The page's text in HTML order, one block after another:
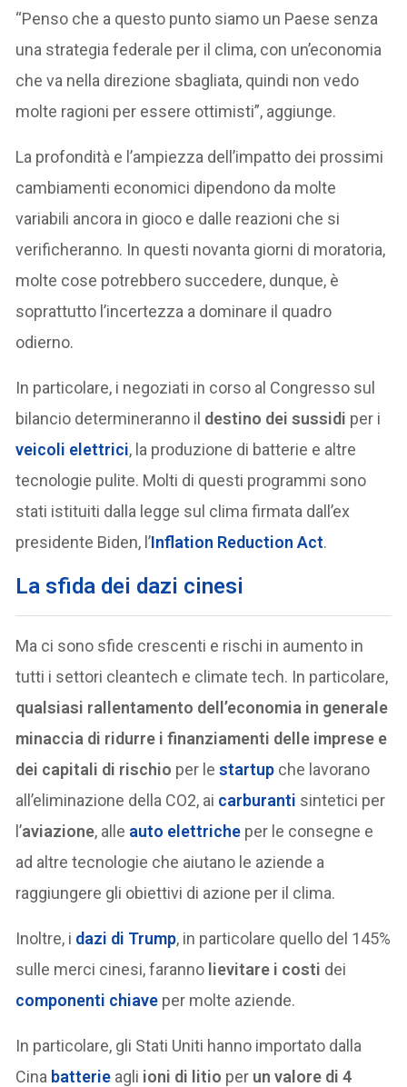
“Penso che a questo punto siamo un Paese senza
una strategia federale per il clima, con un’economia
che va nella direzione sbagliata, quindi non vedo
molte ragioni per essere ottimisti”, aggiunge.
La profondità e l’ampiezza dell’impatto dei prossimi
cambiamenti economici dipendono da molte
variabili ancora in gioco e dalle reazioni che si
verificheranno. In questi novanta giorni di moratoria,
molte cose potrebbero succedere, dunque, è
soprattutto l’incertezza a dominare il quadro
odierno.
In particolare, i negoziati in corso al Congresso sul
bilancio determineranno il destino dei sussidi per i
veicoli elettrici, la produzione di batterie e altre
tecnologie pulite. Molti di questi programmi sono
stati istituiti dalla legge sul clima firmata dall’ex
presidente Biden, l’Inflation Reduction Act.
La sfida dei dazi cinesi
Ma ci sono sfide crescenti e rischi in aumento in
tutti i settori cleantech e climate tech. In particolare,
qualsiasi rallentamento dell’economia in generale
minaccia di ridurre i finanziamenti delle imprese e
dei capitali di rischio per lestartup che lavorano
all’eliminazione della CO2, ai carburanti sintetici per
l’aviazione, alle auto elettriche per le consegne e
ad altre tecnologie che aiutano le aziende a
raggiungere gli obiettivi di azione per il clima.
Inoltre, i dazi di Trump, in particolare quello del 145%
sulle merci cinesi, faranno lievitare i costi dei
componenti chiave per molte aziende.
In particolare, gli Stati Uniti hanno importato dalla
Cina batterie agli ioni di litio per un valore di 4